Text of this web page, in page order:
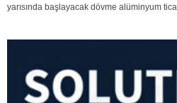
yarısında başlayacak dövme alüminyum